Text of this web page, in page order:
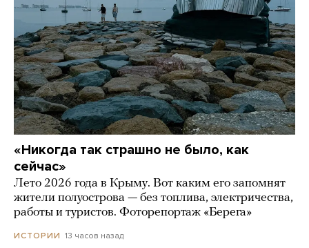
«Никогда так страшно не было, как
сейчас»
Лето 2026 года в Крыму. Вот каким его запомнят
жители полуострова — без топлива, электричества,
работы и туристов. Фоторепортаж «Берега»
ИСТОРИИ 13 часов назад